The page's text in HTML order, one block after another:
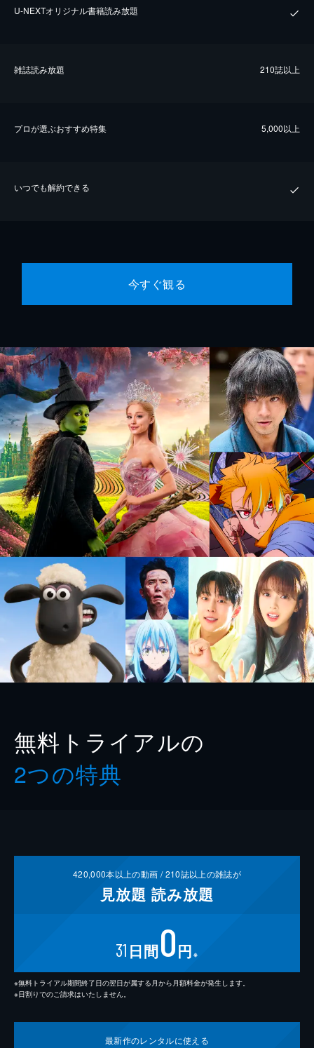
U-NEXTオリジナル書籍読み放題
雑誌読み放題 210誌以上
プロが選ぶおすすめ特集 5,000以上
いつでも解約できる
今すぐ観る
無料トライアルの
2つの特典
420,000本以上の動画 /210誌以上の雑誌が
見放題 読み放題
31 日間0円 ※
※無料トライアル期間終了日の翌日が属する月から月額料金が発生します。
※日割りでのご請求はいたしません。
最新作のレンタルに使える